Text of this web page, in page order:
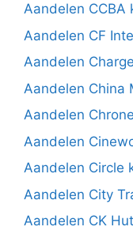
Aandelen CCBA
Aandelen CF
Aandelen
Aandelen China
Aandelen
Aandelen
Aandelen Circle
Aandelen City
Aandelen CK